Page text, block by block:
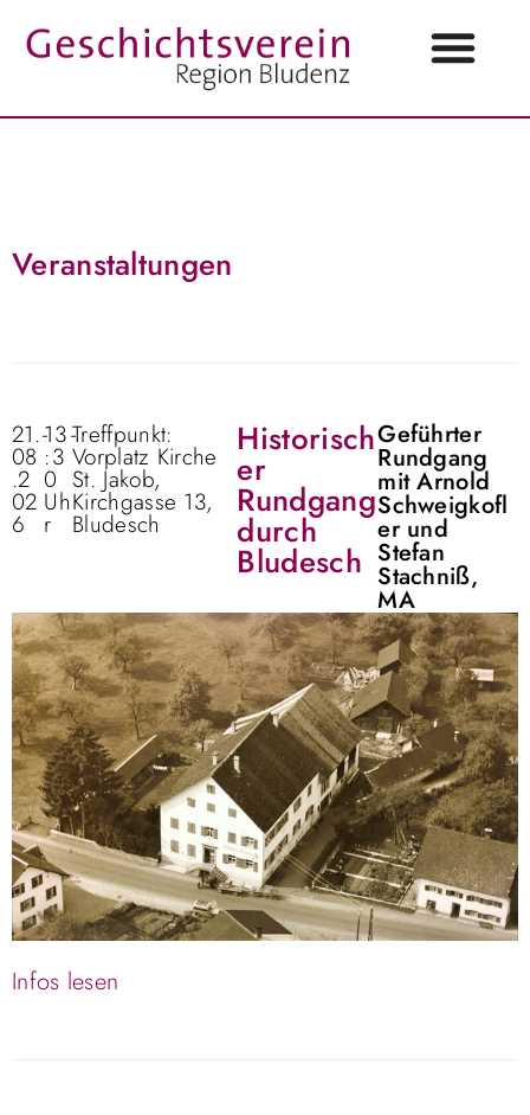
Veranstaltungen
21.
08
.2
02
6
-13
:3
0
Uh
r
-Treffpunkt:
Vorplatz Kirche
St. Jakob,
Kirchgasse 13,
Bludesch
Historisch
er
Rundgang
durch
Bludesch
Geführter
Rundgang
mit Arnold
Schweigkofl
er und
Stefan
Stachniß,
MA
Infos lesen